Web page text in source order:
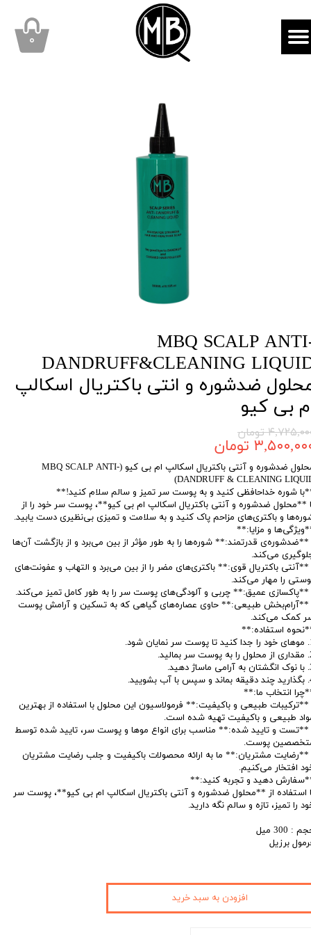
۰
MBQ SCALP
DANDRUFF&CLEANING
ضدشوره و انتی باکتریال اسکالپ
بی کیو
تومان
تومان
محلول ضدشوره و آنتی باکتریال اسکالپ ام بی کیو (MBQ SCALP ANTI-
DANDRUFF & CLEANING
شوره خداحافظی کنید و به پوست سر تمیز و سالم سلام کنید!**
**محلول ضدشوره و آنتی باکتریال اسکالپ ام بی کیو**، پوست سر خود را از
و باکتری‌های مزاحم پاک کنید و به سلامت و تمیزی بی‌نظیری دست یابید.
و مزایا:**
قدرتمند:** شوره‌ها را به طور مؤثر از بین می‌برد و از بازگشت آن‌ها
می‌کند.
باکتریال قوی:** باکتری‌های مضر را از بین می‌برد و التهاب و عفونت‌های
را مهار می‌کند.
عمیق:** چربی و آلودگی‌های پوست سر را به طور کامل تمیز می‌کند.
**آرام‌بخش طبیعی:** حاوی عصاره‌های گیاهی که به تسکین و آرامش پوست
کمک می‌کند.
استفاده:**
شود.
بمالید.
دهید.
بشویید.
انتخاب ما:**
طبیعی و باکیفیت:** فرمولاسیون این محلول با استفاده از بهترین
طبیعی و باکیفیت تهیه شده است.
و تایید شده:** مناسب برای انواع موها و پوست سر، تایید شده توسط
پوست.
مشتریان:** ما به ارائه محصولات باکیفیت و جلب رضایت مشتریان
افتخار می‌کنیم.
دهید و تجربه کنید:**
استفاده از **محلول ضدشوره و آنتی باکتریال اسکالپ ام بی کیو**، پوست سر
را تمیز، تازه و سالم نگه دارید.
: 300 میل
برزیل
افزودن به سبد خرید